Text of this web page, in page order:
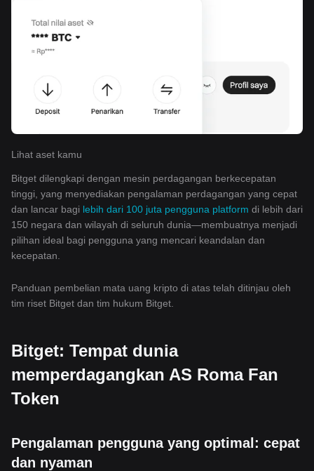
Lihat aset kamu
Bitget dilengkapi dengan mesin perdagangan berkecepatan
tinggi, yang menyediakan pengalaman perdagangan yang cepat
dan lancar bagi lebih dari 100 juta pengguna platform di lebih dari
150 negara dan wilayah di seluruh dunia—membuatnya menjadi
pilihan ideal bagi pengguna yang mencari keandalan dan
kecepatan.
Panduan pembelian mata uang kripto di atas telah ditinjau oleh
tim riset Bitget dan tim hukum Bitget.
Bitget: Tempat dunia
memperdagangkan AS Roma Fan
Token
Pengalaman pengguna yang optimal: cepat
dan nyaman